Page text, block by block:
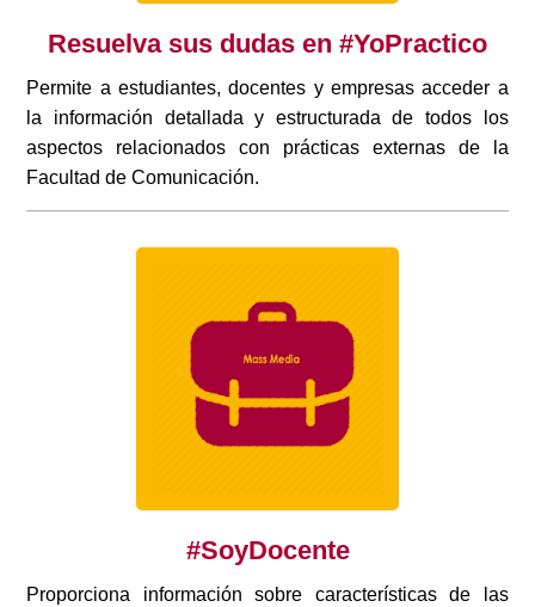
Resuelva sus dudas en #YoPractico
Permite a estudiantes, docentes y empresas acceder a
la información detallada y estructurada de todos los
aspectos relacionados con prácticas externas de la
Facultad de Comunicación.
#SoyDocente
Proporciona información sobre características de las